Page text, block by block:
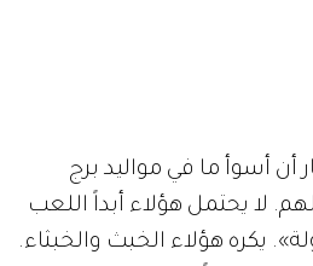
أن أسوأ ما في مواليد برج
لا يحتمل هؤلاء أبداً اللعب
يكره هؤلاء الخبث والخبثاء.